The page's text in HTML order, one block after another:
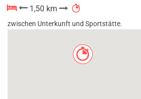
1,50 km
zwischen Unterkunft und Sportstätte.